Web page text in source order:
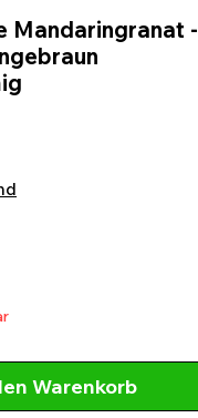
Mandaringranat -
Warenkorb